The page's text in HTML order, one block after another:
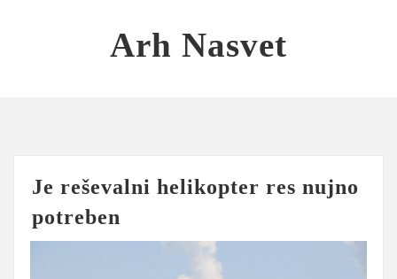
Arh Nasvet
Je reševalni helikopter res nujno
potreben